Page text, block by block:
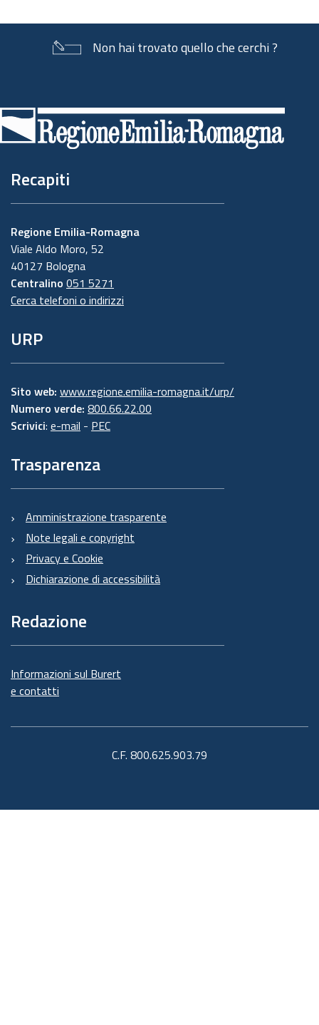
Non hai trovato quello che cerchi ?
di
pagina
Recapiti
Regione Emilia-Romagna
Viale Aldo Moro, 52
40127 Bologna
Centralino 051 5271
Cerca telefoni o indirizzi
URP
Sito web: www.regione.emilia-romagna.it/urp/
Numero verde: 800.66.22.00
Scrivici: e-mail - PEC
Trasparenza
Amministrazione trasparente
Note legali e copyright
Privacy e Cookie
Dichiarazione di accessibilità
Redazione
Informazioni sul Burert
e contatti
C.F. 800.625.903.79